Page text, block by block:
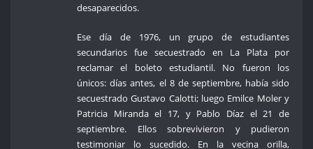
desaparecidos.
Ese día de 1976, un grupo de estudiantes
secundarios fue secuestrado en La Plata por
reclamar el boleto estudiantil. No fueron los
únicos: días antes, el 8 de septiembre, había sido
secuestrado Gustavo Calotti; luego Emilce Moler y
Patricia Miranda el 17, y Pablo Díaz el 21 de
septiembre. Ellos sobrevivieron y pudieron
testimoniar lo sucedido. En la vecina orilla,